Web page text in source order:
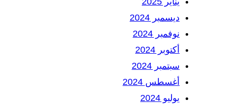
ديسمبر 2024
نوفمبر 2024
أكتوبر 2024
سبتمبر 2024
أغسطس 2024
يوليو 2024